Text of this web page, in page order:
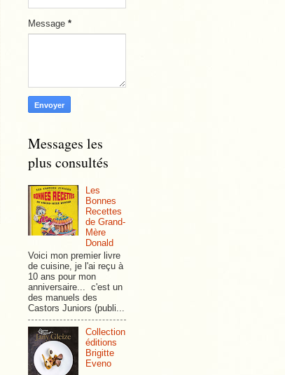
Message *
Messages les
plus consultés
Les
Bonnes
Recettes
de Grand-
Mère
Donald
Voici mon premier livre
de cuisine, je l'ai reçu à
10 ans pour mon
anniversaire... c'est un
des manuels des
Castors Juniors (publi...
Collection
éditions
Brigitte
Eveno